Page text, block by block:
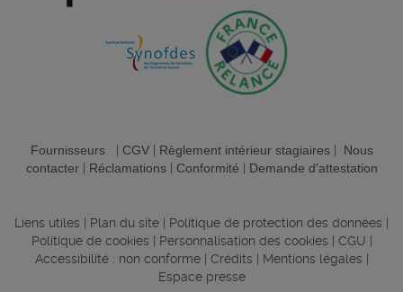
Fournisseurs| CGV| Règlement intérieur stagiaires| Nous
contacter| Réclamations| Conformité Demande d'attestation
Liens utiles Plan du site Politique de protection des données
Politique de cookies
Personnalisation des cookies CGU
Accessibilité : non conforme| Crédits Mentions légales
Espace presse